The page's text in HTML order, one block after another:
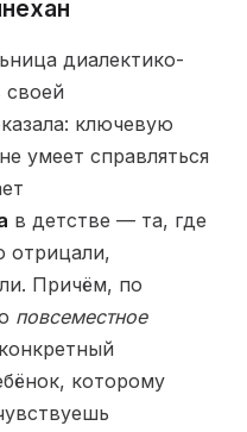
диалектико-
своей
ключевую
умеет справляться
в детстве — та, где
отрицали,
Причём, по
повсеместное
которому